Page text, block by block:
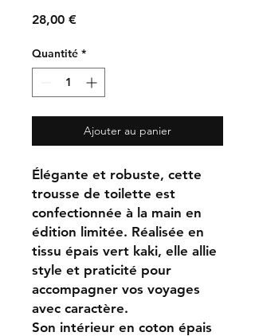
28,00 €Prix
Quantité *
Ajouter au panier
Élégante et robuste, cette
trousse de toilette est
confectionnée à la main en
édition limitée. Réalisée en
tissu épais vert kaki, elle allie
style et praticité pour
accompagner vos voyages
avec caractère.
Son intérieur en coton épais